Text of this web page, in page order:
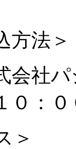
方法＞
会社
０：
＞